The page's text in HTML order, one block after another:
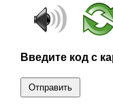
Введите код с
Отправить